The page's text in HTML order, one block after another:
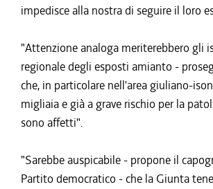
impedisce alla nostra di seguire il loro
"Attenzione analoga meriterebbero gli
regionale degli esposti amianto -
che, in particolare nell'area giuliano-
migliaia e già a grave rischio per la
sono affetti".
"Sarebbe auspicabile - propone il
Partito democratico - che la Giunta